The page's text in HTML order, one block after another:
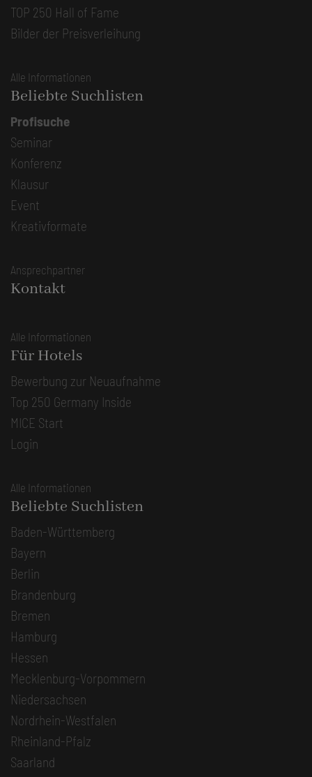
TOP 250 Hall of Fame
Bilder der Preisverleihung
Alle Informationen
Beliebte Suchlisten
Profisuche
Seminar
Konferenz
Klausur
Event
Kreativformate
Ansprechpartner
Kontakt
Alle Informationen
Für Hotels
Bewerbung zur Neuaufnahme
Top 250 Germany Inside
MICE Start
Login
Alle Informationen
Beliebte Suchlisten
Baden-Württemberg
Bayern
Berlin
Brandenburg
Bremen
Hamburg
Hessen
Mecklenburg-Vorpommern
Niedersachsen
Nordrhein-Westfalen
Rheinland-Pfalz
Saarland